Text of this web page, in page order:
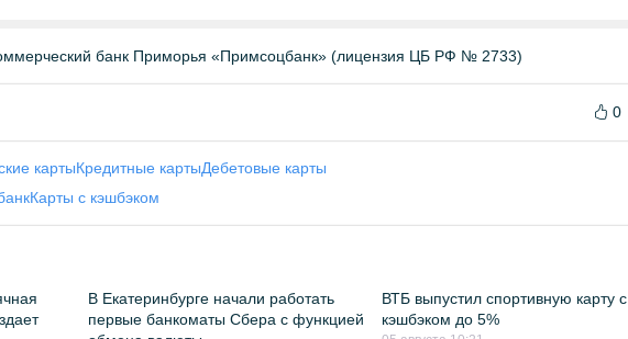
банк Приморья «Примсоцбанк» (лицензия ЦБ РФ № 2733)
0
картыКредитные картыДебетовые карты
Карты с кэшбэком
В Екатеринбурге начали работать
первые банкоматы Сбера с функцией
ВТБ выпустил спортивную карту с
кэшбэком до 5%